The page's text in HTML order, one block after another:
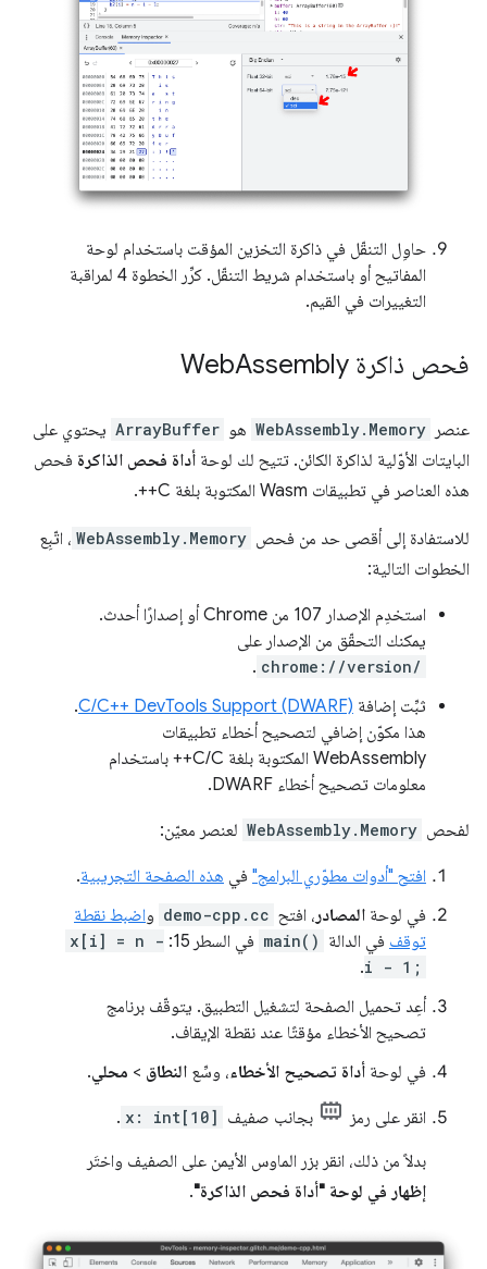
حاوِل التنقّل في ذاكرة التخزين المؤقت باستخدام لوحة
المفاتيح أو باستخدام شريط التنقّل. كرِّر الخطوة 4 لمراقبة
التغييرات في القيم.
فحص ذاكرة Web Assembly
عنصر WebAssembly.Memory هو ArrayBuffer يحتوي على
البايتات الأوّلية لذاكرة الكائن. تتيح لك لوحة أداة فحص الذاكرة فحص
هذه العناصر في تطبيقات Wasm المكتوبة بلغة C++.
للاستفادة إلى أقصى حد من فحص WebAssembly.Memory ، اتّبِع
الخطوات التالية:
استخدِم الإصدار 107 من Chrome أو إصدارًا أحدث.
يمكنك التحقّق من الإصدار على
chrome://version/
.
ثبِّت إضافة C/C++ DevTools Support (DWARF)
.
هذا مكوّن إضافي لتصحيح أخطاء تطبيقات
WebAssembly المكتوبة بلغة C/C++ باستخدام
معلومات تصحيح أخطاء DWARF.
لفحص WebAssembly.Memory لعنصر معيّن:
افتح "أدوات مطوّري البرامج" في هذه الصفحة التجريبية.
في لوحة المصادر ، افتح demo-cpp.cc واضبط نقطة
توقف في الدالة main() في السطر 15:
x[i] = n -
i - 1;
.
أعِد تحميل الصفحة لتشغيل التطبيق. يتوقّف برنامج
تصحيح الأخطاء مؤقتًا عند نقطة الإيقاف.
في لوحة أداة تصحيح الأخطاء، وسِّع النطاق > محلي.
انقر على رمز بجانب صفيف x: int[10]
.
بدلاً من ذلك، انقر بزر الماوس الأيمن على الصفيف واختَر
إظهار في لوحة "أداة فحص الذاكرة".